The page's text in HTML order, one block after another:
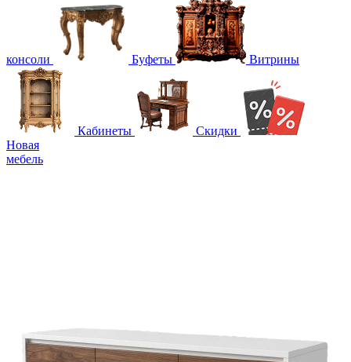
консоли Буфеты Витрины
Кабинеты
Скидки
Новая
мебель